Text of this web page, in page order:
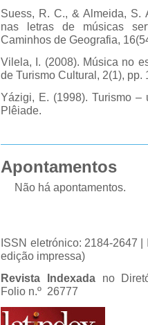
Suess, R. C., & Almeida, S.
nas letras de músicas
Caminhos de Geografia,
Vilela, I. (2008). Música no
de Turismo Cultural, 2(1), pp.
Yázigi, E. (1998). Turismo –
Plêiade.
Apontamentos
Não há apontamentos.
ISSN eletrónico: 2184-2647
edição impressa)
Revista Indexadano
Folio n.º 26777